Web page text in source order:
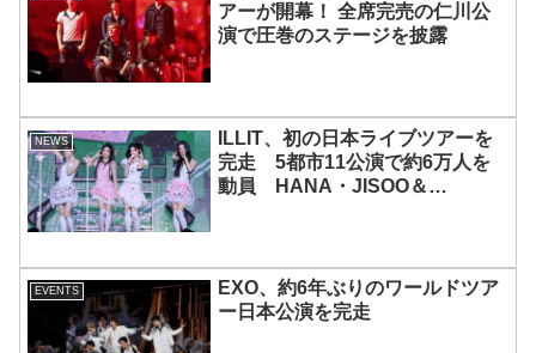
アーが開幕！ 全席完売の仁川公
演で圧巻のステージを披露
NEWS
ILLIT、初の日本ライブツアーを
完走 5都市11公演で約6万人を
動員 HANA・JISOO＆
EVENTS
EXO、約6年ぶりのワールドツア
ー日本公演を完走